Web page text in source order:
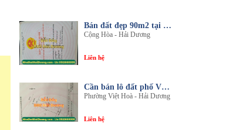
Bán đất đẹp 90m2 tại thôn An Điền, xã Cộng Hòa, huyện Nam Sách, tỉnh Hải Dương
Cộng Hòa - Hải Dương
Liên hệ
Cần bán lô đất phố Văn, phường Việt Hòa, thành phố Hải Dương
Phường Việt Hoà - Hải Dương
Liên hệ